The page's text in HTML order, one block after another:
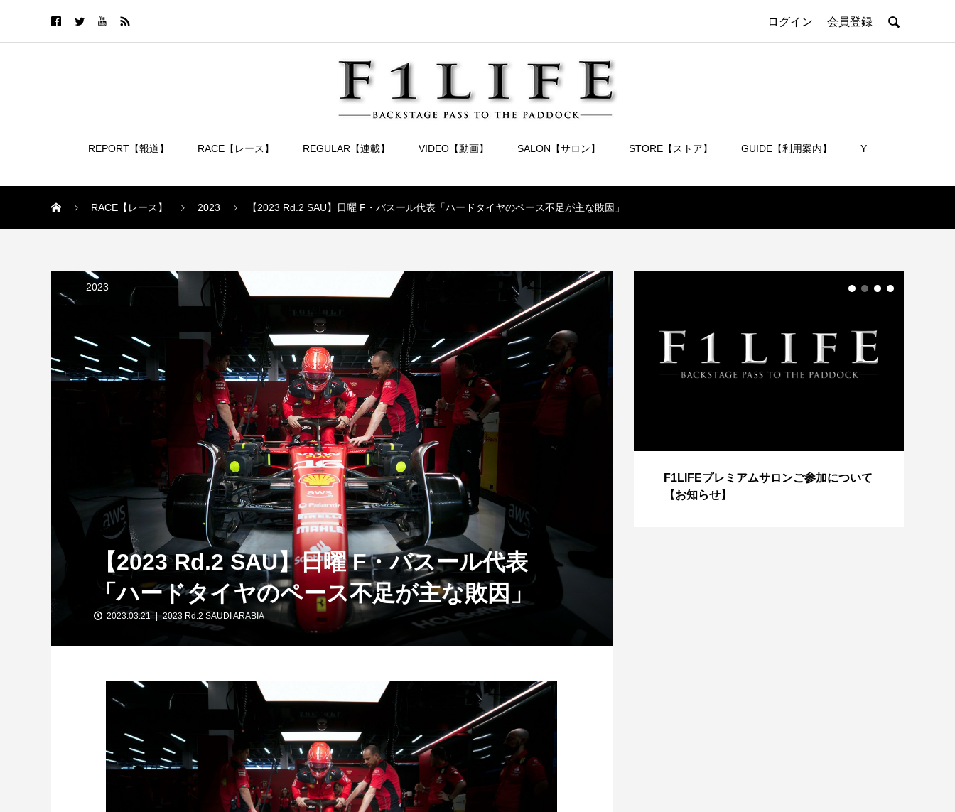
ログイン 会員登録 
REPORT【報道】 RACE【レース】 REGULAR【連載】 VIDEO【動画】 SALON【サロン】 STORE【ストア】 GUIDE【利用案内】 Y
RACE【レース】 2023 【2023 Rd.2 SAU】日曜 F・バスール代表「ハードタイヤのペース不足が主な敗因」
2023
【2023 Rd.2 SAU】日曜 F・バスール代表
「ハードタイヤのペース不足が主な敗因」
2023.03.21 2023 Rd.2 SAUDI ARABIA
【特別企画】2026年ホンダの現在地
①「アストンマーティンとの交渉4...
【特別記事】レーシングブルズ、
VCARB 02を生み出すファクトリー...
F1LIFEプレミアムサロンご参加について
【お知らせ】